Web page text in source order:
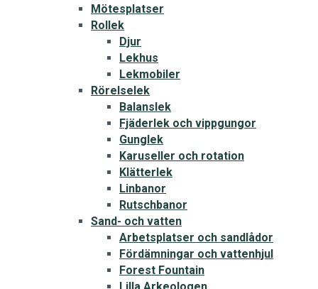
Mötesplatser
Rollek
Djur
Lekhus
Lekmobiler
Rörelselek
Balanslek
Fjäderlek och vippgungor
Gunglek
Karuseller och rotation
Klätterlek
Linbanor
Rutschbanor
Sand- och vatten
Arbetsplatser och sandlådor
Fördämningar och vattenhjul
Forest Fountain